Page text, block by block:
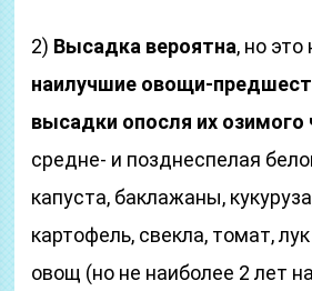
2) Высадка вероятна, но это
наилучшие овощи-
высадки опосля их озимого
средне- и позднеспелая
капуста, баклажаны,
картофель, свекла, томат,
овощ (но не наиболее 2 лет